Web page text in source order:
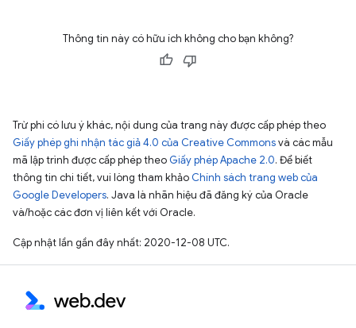
Thông tin này có hữu ích không cho bạn không?
Trừ phi có lưu ý khác, nội dung của trang này được cấp phép theo
Giấy phép ghi nhận tác giả 4.0 của Creative Commonsvà các mẫu
mã lập trình được cấp phép theo Giấy phép Apache 2.0. Để biết
thông tin chi tiết, vui lòng tham khảo Chính sách trang web của
Google Developers. Java là nhãn hiệu đã đăng ký của Oracle
và/hoặc các đơn vị liên kết với Oracle.
Cập nhật lần gần đây nhất: 2020-12-08 UTC.